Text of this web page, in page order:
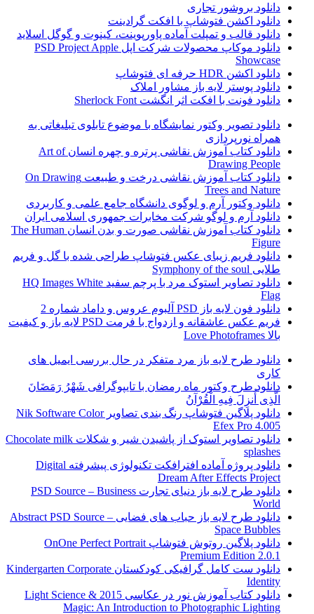
دانلود بروشور تجاری
دانلود اکشن فتوشاپ با افکت گرادینت
دانلود قالب و تمپلت آماده پاورپوینت، کینوت و گوگل اسلاید
دانلود موکاپ محصولات شرکت اپل PSD Project Apple
Showcase
دانلود اکشن HDR حرفه ای فتوشاپ
دانلود پوستر لایه باز مشاور املاک
دانلود فونت با افکت اثر انگشت Sherlock Font
دانلود تصویر وکتور نمایشگاه با موضوع تابلوی تبلیغاتی به
همراه نورپردازی
دانلود کتاب آموزش نقاشی پرتره و چهره انسان Art of
Drawing People
دانلود کتاب آموزش نقاشی درخت و طبیعت On Drawing
Trees and Nature
دانلود وکتور آرم و لوگوی دانشگاه جامع علمی و کاربردی
دانلود آرم و لوگو شرکت مخابرات جمهوری اسلامی ایران
دانلود کتاب آموزش نقاشی صورت و بدن انسان The Human
Figure
دانلود فریم زیبای عکس فتوشاپ طراحی شده با گل و فریم
طلایی Symphony of the soul
دانلود تصاویر استوک مرد با پرچم سفید HQ Images White
Flag
دانلود فون لایه باز PSD آلبوم عروس و داماد شماره 2
فریم عکس عاشقانه و ازدواج با فرمت PSD لایه باز و کیفیت
بالا Love Photoframes
دانلود طرح لایه باز مرد متفکر در حال بررسی ایمیل های
کاری
دانلود طرح وکتور ماه رمضان با تایپوگرافی شَهْرُ رَمَضَانَ
الَّذِی أُنزِلَ فِیهِ الْقُرْآنُ
دانلود پلاگین فتوشاپ رنگ بندی تصاویر Nik Software Color
Efex Pro 4.005
دانلود تصاویر استوک از پاشیدن شیر و شکلات Chocolate milk
splashes
دانلود پروژه آماده افترافکت تکنولوژی پیشرفته Digital
Dream After Effects Project
دانلود طرح لایه باز دنیای تجارت PSD Source – Business
World
دانلود طرح لایه باز حباب های فضایی Abstract PSD Source –
Space Bubbles
دانلود پلاگین روتوش فتوشاپ OnOne Perfect Portrait
Premium Edition 2.0.1
دانلود ست کامل گرافیکی کودکستان Kindergarten Corporate
Identity
دانلود کتاب آموزش نور در عکاسی 2015 Light Science &
Magic: An Introduction to Photographic Lighting